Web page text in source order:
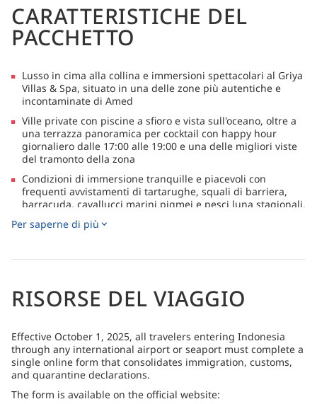
CARATTERISTICHE DEL
PACCHETTO
Lusso in cima alla collina e immersioni spettacolari al Griya
Villas & Spa, situato in una delle zone più autentiche e
incontaminate di Amed
Ville private con piscine a sfioro e vista sull'oceano, oltre a
una terrazza panoramica per cocktail con happy hour
giornaliero dalle 17:00 alle 19:00 e una delle migliori viste
del tramonto della zona
Condizioni di immersione tranquille e piacevoli con
frequenti avvistamenti di tartarughe, squali di barriera,
barracuda, cavallucci marini pigmei e pesci luna stagionali.
Fate snorkeling sulle barriere coralline colorate, ricche di
auto dal resort.
Restaurant e il Maku Healthy Cafe, che servono un'ampia
gamma di piatti occidentali e asiatici, con eccellenti opzioni
nella spa interna.
Una fuga ben bilanciata che combina immersioni di
qualità, ville con piscina privata, tempo alla spa, vista
sull'oceano e sessioni di yoga all'alba gratuite per gli ospiti
della villa tre volte a settimana.
Per saperne di più
RISORSE DEL VIAGGIO
Effective October 1, 2025, all travelers entering Indonesia
through any international airport or seaport must complete a
single online form that consolidates immigration, customs,
and quarantine declarations.
The form is available on the official website: